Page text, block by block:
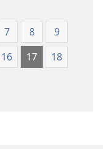
Tradiksyon
monn
nouvo
a
7 8
9
16 17
18